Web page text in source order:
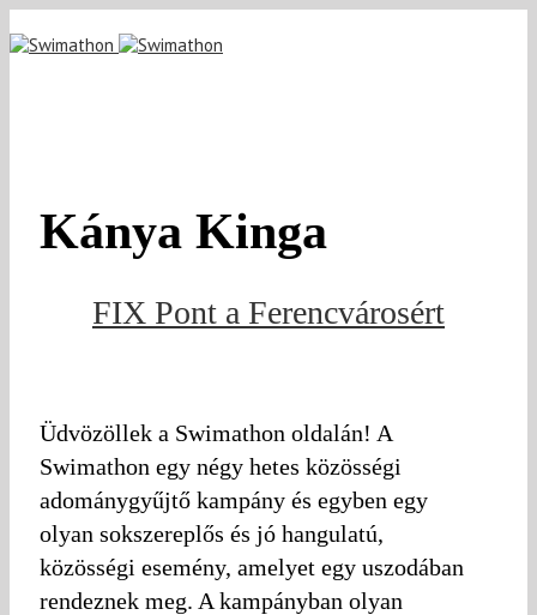
Kánya Kinga
FIX Pont a Ferencvárosért
Üdvözöllek a Swimathon oldalán! A
Swimathon egy négy hetes közösségi
adománygyűjtő kampány és egyben egy
olyan sokszereplős és jó hangulatú,
közösségi esemény, amelyet egy uszodában
rendeznek meg. A kampányban olyan